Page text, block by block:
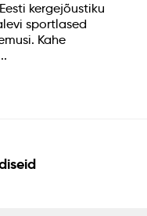
kergejõustiku
sportlased
Kahe